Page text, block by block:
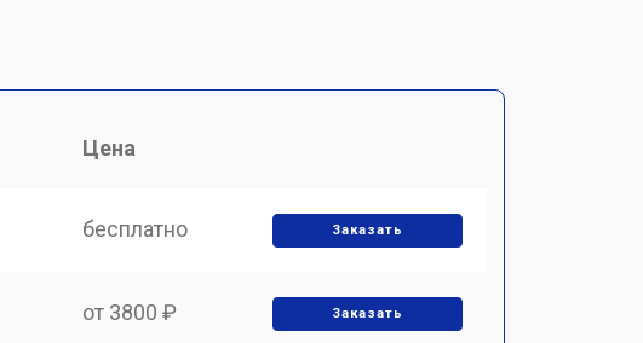
Цена
бесплатно Заказать
от 3800 ₽ Заказать